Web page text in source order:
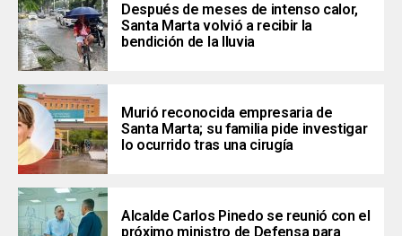
Después de meses de intenso calor,
Santa Marta volvió a recibir la
bendición de la lluvia
Murió reconocida empresaria de
Santa Marta; su familia pide investigar
lo ocurrido tras una cirugía
Alcalde Carlos Pinedo se reunió con el
próximo ministro de Defensa para